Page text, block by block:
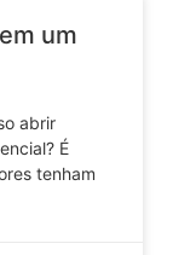
um
abrir
É
tenham